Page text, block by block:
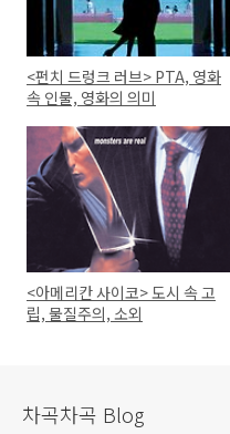
<펀치 드렁크 러브> PTA, 영화
속 인물, 영화의 의미
<아메리칸 사이코> 도시 속 고
립, 물질주의, 소외
차곡차곡 Blog